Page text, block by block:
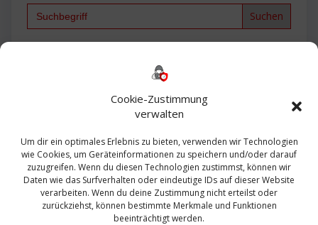
Cookie-Zustimmung
verwalten
Um dir ein optimales Erlebnis zu bieten, verwenden wir Technologien
wie Cookies, um Geräteinformationen zu speichern und/oder darauf
zuzugreifen. Wenn du diesen Technologien zustimmst, können wir
Daten wie das Surfverhalten oder eindeutige IDs auf dieser Website
verarbeiten. Wenn du deine Zustimmung nicht erteilst oder
zurückziehst, können bestimmte Merkmale und Funktionen
beeinträchtigt werden.
Search
Bautagebuch
Exchange firewall Fritzbox
Microsoft
Sanierung SBS Security Server Sicherheit
Sicherung SIEM Sophos SSL Ubuntu
Update Upgrade UTM VCenter VCSA Veeam
VMWare VPN WAZUH Windows
Zertifikat